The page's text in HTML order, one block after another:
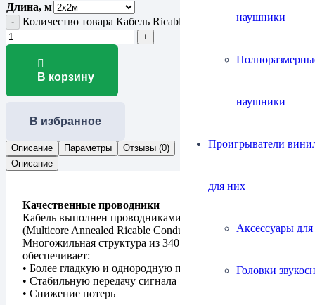
наушники
наушники
Проигрыватели
для них
Аксессуары
Головки
Длина, м
Количество товара Кабель Ricable Primus Speaker
В корзину
В избранное
Описание Параметры
Отзывы (0)
Описание
Качественные проводники
Кабель выполнен проводниками из меди MARC 7N
(Multicore Annealed Ricable Conductor) сечением 3,1 мм².
Многожильная структура из 340 жил по 0,12 мм²
обеспечивает:
• Более гладкую и однородную поверхность
• Стабильную передачу сигнала
• Снижение потерь